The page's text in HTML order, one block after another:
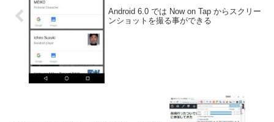
Android 6.0 では Now on Tap からスクリー
ンショットを撮る事ができる